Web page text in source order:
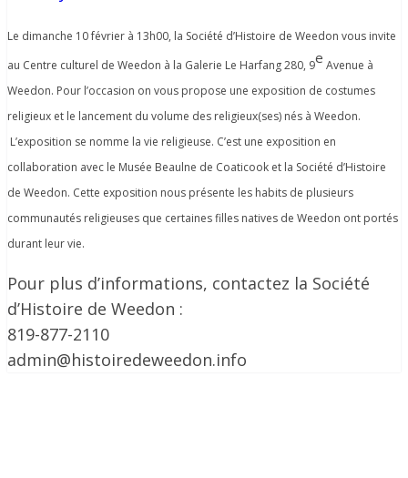
Le dimanche 10 février à 13h00, la Société d’Histoire de Weedon vous invite
au Centre culturel de Weedon à la Galerie Le Harfang 280, 9e Avenue à
Weedon. Pour l’occasion on vous propose une exposition de costumes
religieux et le lancement du volume des religieux(ses) nés à Weedon.
L’exposition se nomme la vie religieuse. C’est une exposition en
collaboration avec le Musée Beaulne de Coaticook et la Société d’Histoire
de Weedon. Cette exposition nous présente les habits de plusieurs
communautés religieuses que certaines filles natives de Weedon ont portés
durant leur vie.
Pour plus d’informations, contactez la Société
d’Histoire de Weedon :
819-877-2110
admin@histoiredeweedon.info